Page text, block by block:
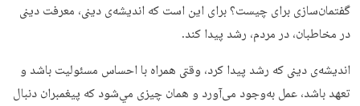
گفتمان‌سازى براى چيست؟ براى اين است كه انديشه‌ى دينى، معرفت دينى
در مخاطبان، در مردم، رشد پيدا كند.
انديشه‌ى دينى كه رشد پيدا كرد، وقتى همراه با احساس مسئوليت باشد و
تعهد باشد، عمل به‌وجود مى‌آورد و همان چيزى مي‌شود كه پيغمبران دنبال